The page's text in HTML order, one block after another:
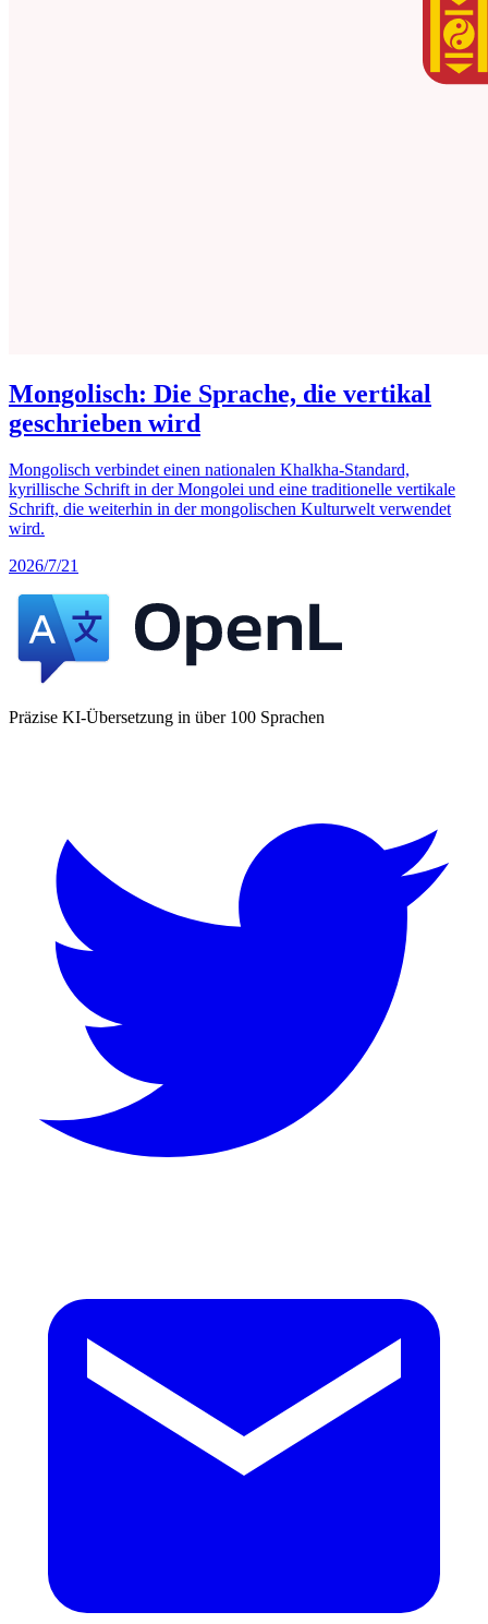
Mongolisch: Die Sprache, die vertikal
geschrieben wird
Mongolisch verbindet einen nationalen Khalkha-Standard,
kyrillische Schrift in der Mongolei und eine traditionelle vertikale
Schrift, die weiterhin in der mongolischen Kulturwelt verwendet
wird.
2026/7/21
Präzise KI-Übersetzung in über 100 Sprachen